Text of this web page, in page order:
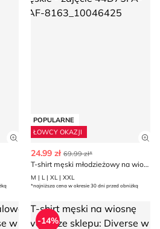
Zobacz szczegóły produktu
POPULARNE
ŁOWCY OKAZJI
24.99 zł 69.99 zł*
T-shirt męski młodzieżowy na wiosnę Diverse
M | L | XL | XXL
*najniższa cena w okresie 30 dni przed obniżką
Diverse
T-shirt męski na wiosnę
-14%